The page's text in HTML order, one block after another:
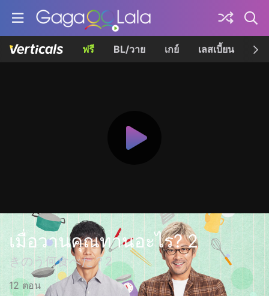
ฟรี BL/วาย เกย์ เลสเบี้ยน เค
เมื่อวานคุณทานอะไร? 2
きのう何食べた？2
12 ตอน